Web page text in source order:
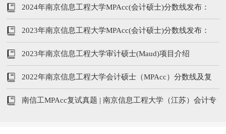
2024年南京信息工程大学MPAcc(会计硕士)分数线发布：
230 206 213分
2023年南京信息工程大学MPAcc(会计硕士)分数线发布：
215 216 223分
2023年南京信息工程大学审计硕士(Maud)项目介绍
2022年南京信息工程大学会计硕士（MPAcc）分数线及复
试分析
南信工MPAcc复试真题 | 南京信息工程大学（江苏）会计专